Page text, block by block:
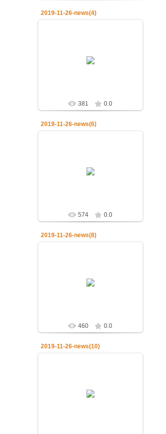
2019-11-26-news(4)
26.11.2019.Церковь чтит память
святителя Иоанна Златоуста
381 0.0
2019-11-26-news(6)
26.11.2019.Церковь чтит память
святителя Иоанна Златоуста
574 0.0
2019-11-26-news(8)
26.11.2019.Церковь чтит память
святителя Иоанна Златоуста
460 0.0
2019-11-26-news(10)
26.11.2019.Церковь чтит память
святителя Иоанна Златоуста